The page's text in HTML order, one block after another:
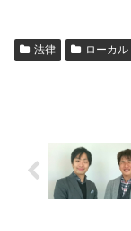
法律 ローカル